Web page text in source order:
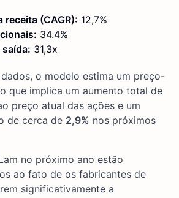
receita (CAGR): 12,7%
34.4%
31,3x
o modelo estima um preço-
que implica um aumento total de
preço atual das ações e um
de cerca de 2,9% nos próximos
no próximo ano estão
ao fato de os fabricantes de
significativamente a